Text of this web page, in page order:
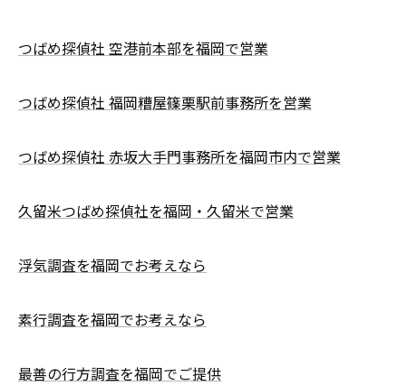
つばめ探偵社 空港前本部を福岡で営業
つばめ探偵社 福岡糟屋篠栗駅前事務所を営業
つばめ探偵社 赤坂大手門事務所を福岡市内で営業
久留米つばめ探偵社を福岡・久留米で営業
浮気調査を福岡でお考えなら
素行調査を福岡でお考えなら
最善の行方調査を福岡でご提供